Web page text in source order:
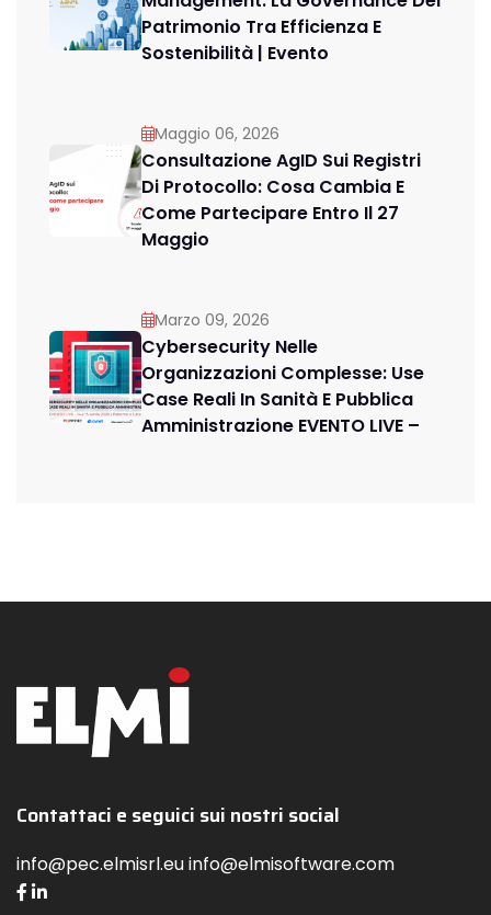
Patrimonio Tra Efficienza E
Sostenibilità | Evento
Maggio 06, 2026
Consultazione AgID Sui Registri
Di Protocollo: Cosa Cambia E
Come Partecipare Entro Il 27
Maggio
Marzo 09, 2026
Cybersecurity Nelle
Organizzazioni Complesse: Use
Case Reali In Sanità E Pubblica
Amministrazione EVENTO LIVE –
Contattaci e seguici sui nostri social
info@pec.elmisrl.eu info@elmisoftware.com